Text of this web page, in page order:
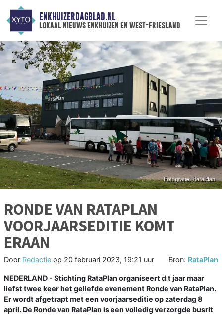
ENKHUIZERDAGBLAD.NL
lokaal nieuws enkhuizen en west-friesland
RONDE VAN RATAPLAN
VOORJAARSEDITIE KOMT
ERAAN
Door Redactie op 20 februari 2023, 19:21 uur Bron: RataPlan
NEDERLAND - Stichting RataPlan organiseert dit jaar maar
liefst twee keer het geliefde evenement Ronde van RataPlan.
Er wordt afgetrapt met een voorjaarseditie op zaterdag 8
april. De Ronde van RataPlan is een volledig verzorgde busrit